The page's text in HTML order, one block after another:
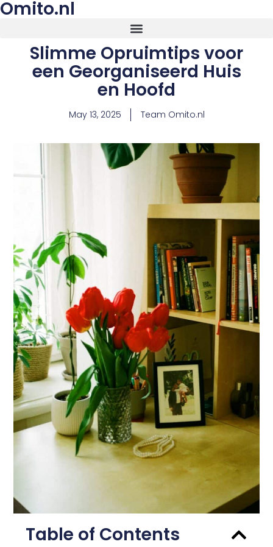
Omito.nl
Slimme Opruimtips voor
een Georganiseerd Huis
en Hoofd
May 13, 2025 Team Omito.nl
Table of Contents